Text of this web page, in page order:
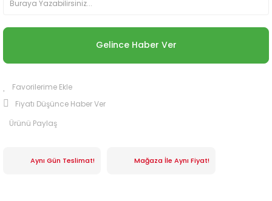
Gelince Haber Ver
Fiyatı Düşünce Haber Ver
Ürünü Paylaş
Aynı Gün Teslimat! Mağaza İle Aynı Fiyat!